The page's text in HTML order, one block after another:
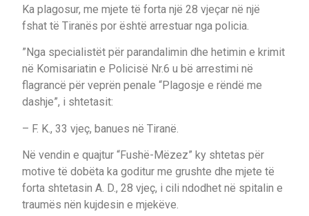
Ka plagosur, me mjete të forta një 28 vjeçar në një
fshat të Tiranës por është arrestuar nga policia.
”Nga specialistët për parandalimin dhe hetimin e krimit
në Komisariatin e Policisë Nr.6 u bë arrestimi në
flagrancë për veprën penale “Plagosje e rëndë me
dashje”, i shtetasit:
– F. K., 33 vjeç, banues në Tiranë.
Në vendin e quajtur “Fushë-Mëzez” ky shtetas për
motive të dobëta ka goditur me grushte dhe mjete të
forta shtetasin A. D., 28 vjeç, i cili ndodhet në spitalin e
traumës nën kujdesin e mjekëve.